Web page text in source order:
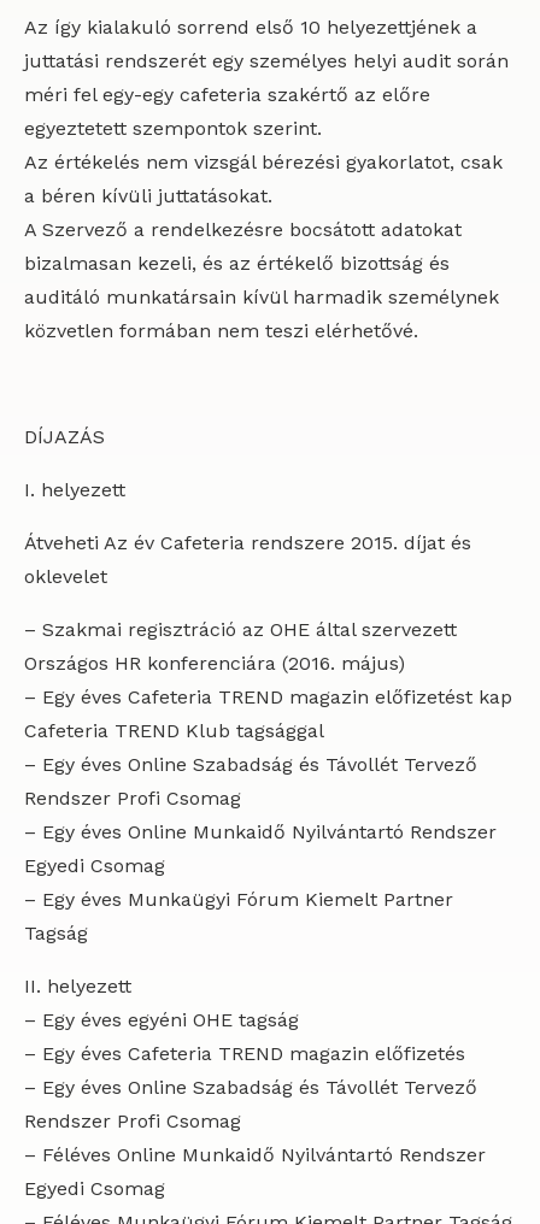
Az így kialakuló sorrend első 10 helyezettjének a
juttatási rendszerét egy személyes helyi audit során
méri fel egy-egy cafeteria szakértő az előre
egyeztetett szempontok szerint.
Az értékelés nem vizsgál bérezési gyakorlatot, csak
a béren kívüli juttatásokat.
A Szervező a rendelkezésre bocsátott adatokat
bizalmasan kezeli, és az értékelő bizottság és
auditáló munkatársain kívül harmadik személynek
közvetlen formában nem teszi elérhetővé.
DÍJAZÁS
I. helyezett
Átveheti Az év Cafeteria rendszere 2015. díjat és
oklevelet
– Szakmai regisztráció az OHE által szervezett
Országos HR konferenciára (2016. május)
– Egy éves Cafeteria TREND magazin előfizetést kap
Cafeteria TREND Klub tagsággal
– Egy éves Online Szabadság és Távollét Tervező
Rendszer Profi Csomag
– Egy éves Online Munkaidő Nyilvántartó Rendszer
Egyedi Csomag
– Egy éves Munkaügyi Fórum Kiemelt Partner
Tagság
II. helyezett
– Egy éves egyéni OHE tagság
– Egy éves Cafeteria TREND magazin előfizetés
– Egy éves Online Szabadság és Távollét Tervező
Rendszer Profi Csomag
– Féléves Online Munkaidő Nyilvántartó Rendszer
Egyedi Csomag